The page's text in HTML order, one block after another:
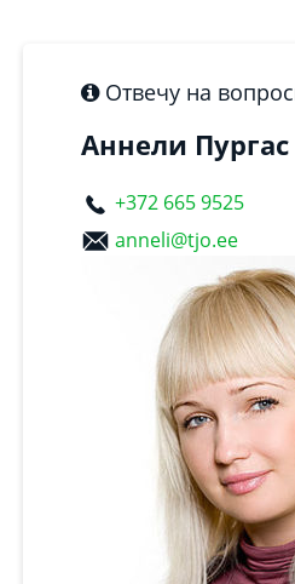
Отвечу на
Аннели Пургас
+372 665 9525
anneli@tjo.ee